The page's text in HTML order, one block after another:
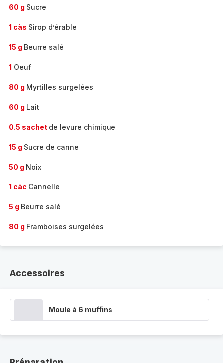
60 g Sucre
1 càs Sirop d’érable
15 g Beurre salé
1 Oeuf
80 g Myrtilles surgelées
60 g Lait
0.5 sachet de levure chimique
15 g Sucre de canne
50 g Noix
1 càc Cannelle
5 g Beurre salé
80 g Framboises surgelées
Accessoires
Moule à 6 muffins